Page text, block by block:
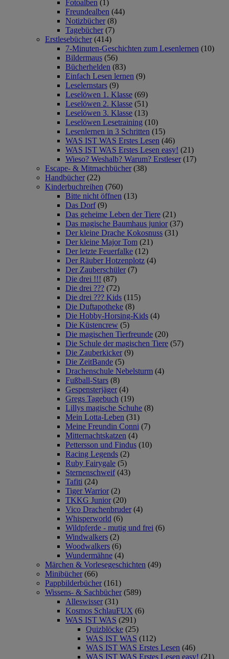
Fotoalben (1)
Freundealben (44)
Notizbücher (8)
Tagebücher (7)
Erstlesebücher (414)
7-Minuten-Geschichten zum Lesenlernen (10)
Bildermaus (56)
Bücherhelden (83)
Einfach Lesen lernen (9)
Leselernstars (9)
Leselöwen 1. Klasse (69)
Leselöwen 2. Klasse (51)
Leselöwen 3. Klasse (13)
Leselöwen Lesetraining (10)
Lesenlernen in 3 Schritten (15)
WAS IST WAS Erstes Lesen (46)
WAS IST WAS Erstes Lesen easy! (21)
Wieso? Weshalb? Warum? Erstleser (17)
Escape- & Mitmachbücher (38)
Handbücher (22)
Kinderbuchreihen (760)
Bitte nicht öffnen (13)
Das Dorf (9)
Das geheime Leben der Tiere (21)
Das magische Baumhaus junior (37)
Der kleine Drache Kokosnuss (31)
Der kleine Major Tom (21)
Der letzte Feuerfalke (12)
Der Räuber Hotzenplotz (4)
Der Zauberschüler (7)
Die drei !!! (87)
Die drei ??? (72)
Die drei ??? Kids (115)
Die Duftapotheke (8)
Die Hobby-Horsing-Kids (4)
Die Küstencrew (5)
Die magischen Tierfreunde (20)
Die Schule der magischen Tiere (57)
Die Zauberkicker (9)
Die ZeitBande (5)
Drachenschule Nebelsturm (4)
Fußball-Stars (8)
Gespensterjäger (4)
Gregs Tagebuch (19)
Lillys magische Schuhe (8)
Mein Lotta-Leben (31)
Meine Freundin Conni (7)
Mitternachtskatzen (4)
Pettersson und Findus (10)
Racing Legends (2)
Ruby Fairygale (5)
Sternenschweif (43)
Tafiti (24)
Tiger Warrior (2)
TKKG Junior (20)
Vico Drachenbruder (4)
Whisperworld (6)
Wildpferde - mutig und frei (6)
Windwalkers (2)
Woodwalkers (6)
Wundermähne (4)
Märchen & Vorlesegeschichten (49)
Minibücher (66)
Pappbilderbücher (161)
Wissens- & Sachbücher (589)
Alleswisser (31)
Kosmos SchlauFUX (6)
WAS IST WAS (291)
Quizblöcke (25)
WAS IST WAS (112)
WAS IST WAS Erstes Lesen (46)
WAS IST WAS Erstes Lesen easy! (21)